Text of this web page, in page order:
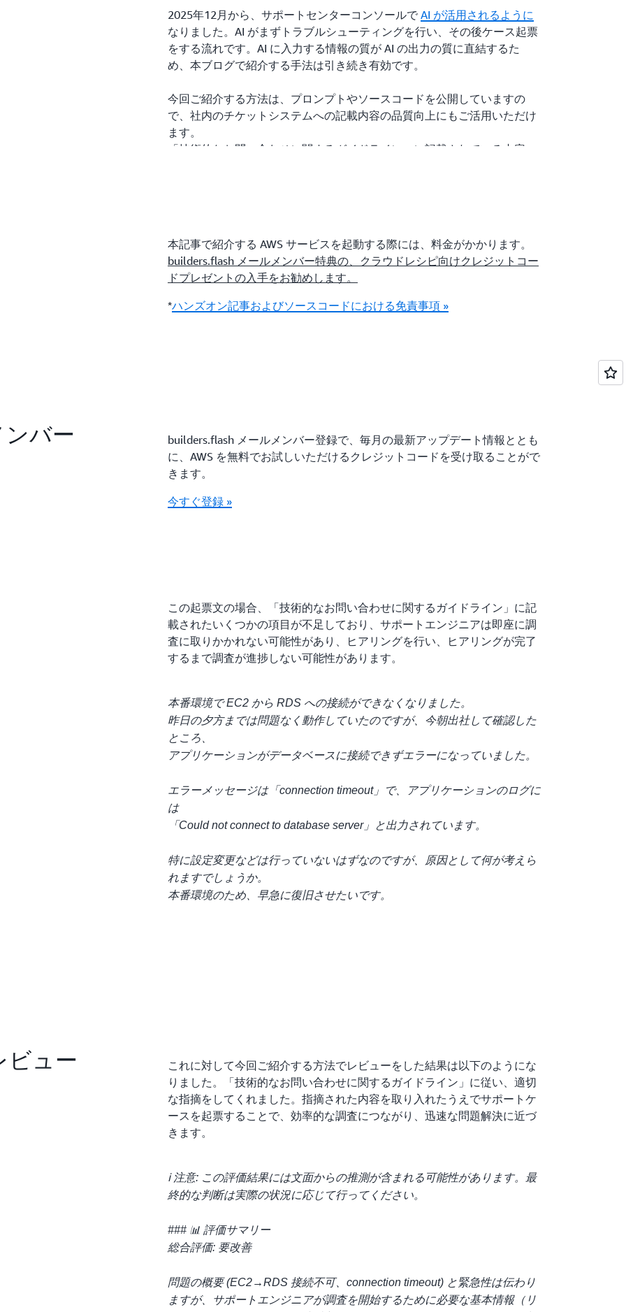
2025年12月から、サポートセンターコンソールで AI が活用されるように
なりました。AI がまずトラブルシューティングを行い、その後ケース起票
をする流れです。AI に入力する情報の質が AI の出力の質に直結するた
め、本ブログで紹介する手法は引き続き有効です。
今回ご紹介する方法は、プロンプトやソースコードを公開していますの
で、社内のチケットシステムへの記載内容の品質向上にもご活用いただけ
ます。
「技術的なお問い合わせに関するガイドライン」に記載されている内容
振り返りと改善ができなくなるためです。
本記事で紹介するセルフレビューの仕組みを応用することで、チケット起
票時に必要な情報が漏れなく記載されているかを事前に確認でき、円滑な
対応と将来の振り返りに活用できる記録の両立が可能になります。
X ポスト »
本記事で紹介する AWS サービスを起動する際には、料金がかかります。
builders.flash メールメンバー特典の、クラウドレシピ向けクレジットコー
ドプレゼントの入手をお勧めします。
*ハンズオン記事およびソースコードにおける免責事項 »
バー
builders.flash メールメンバー登録で、毎月の最新アップデート情報ととも
に、AWS を無料でお試しいただけるクレジットコードを受け取ることがで
きます。
今すぐ登録 »
この起票文の場合、「技術的なお問い合わせに関するガイドライン」に記
載されたいくつかの項目が不足しており、サポートエンジニアは即座に調
査に取りかかれない可能性があり、ヒアリングを行い、ヒアリングが完了
するまで調査が進捗しない可能性があります。
本番環境で EC2 から RDS への接続ができなくなりました。
昨日の夕方までは問題なく動作していたのですが、今朝出社して確認した
ところ、
アプリケーションがデータベースに接続できずエラーになっていました。
エラーメッセージは「connection timeout」で、アプリケーションのログに
は
「Could not connect to database server」と出力されています。
特に設定変更などは行っていないはずなのですが、原因として何が考えら
れますでしょうか。
本番環境のため、早急に復旧させたいです。
ビュー
これに対して今回ご紹介する方法でレビューをした結果は以下のようにな
りました。「技術的なお問い合わせに関するガイドライン」に従い、適切
な指摘をしてくれました。指摘された内容を取り入れたうえでサポートケ
ースを起票することで、効率的な調査につながり、迅速な問題解決に近づ
きます。
ℹ️ 注意: この評価結果には文面からの推測が含まれる可能性があります。最
終的な判断は実際の状況に応じて行ってください。
### 📊 評価サマリー
総合評価: 要改善
問題の概要 (EC2→RDS 接続不可、connection timeout) と緊急性は伝わり
ますが、サポートエンジニアが調査を開始するために必要な基本情報（リ